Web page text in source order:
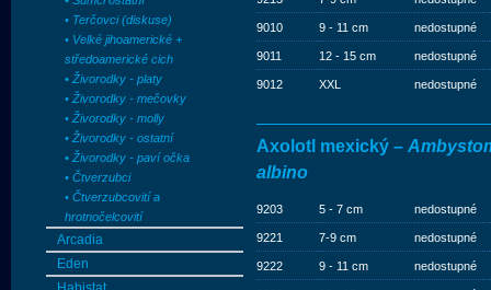
• Terčovci (diskuse)
• Velké jihoamerické +
středoamerické cich
• Živorodky - platy
• Živorodky - mečovky
• Živorodky - molly
• Živorodky - ostatní
• Živorodky - paví očka
• Čtverzubci
• Čtverzubcovití a
hrotnočelcovití
Arcadia
Eden
9010 9 - 11 cm nedostupné
9011 12 - 15 cm nedostupné
9012 XXL nedostupné
Axolotl mexický –
albino
9203 5 - 7 cm nedostupné
9221 7-9 cm nedostupné
9222 9 - 11 cm nedostupné